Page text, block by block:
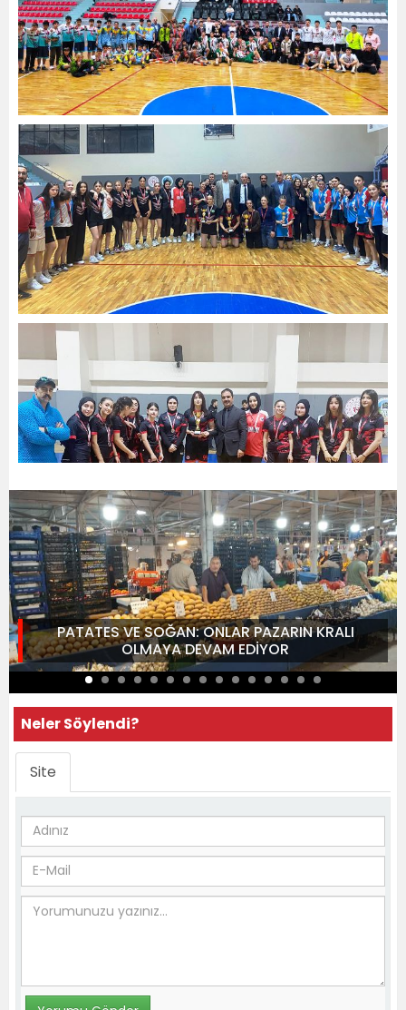
PATATES VE SOĞAN: ONLAR PAZARIN KRALI
OLMAYA DEVAM EDİYOR
Neler Söylendi?
Site